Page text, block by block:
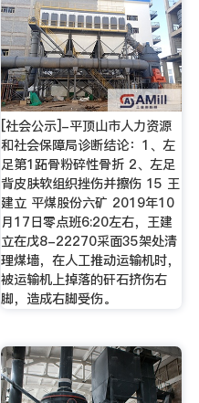
[社会公示]-平顶山市人力资源
和社会保障局诊断结论：1、左
足第1跖骨粉碎性骨折 2、左足
背皮肤软组织挫伤并擦伤 15 王
建立 平煤股份六矿 2019年10
月17日零点班6:20左右，王建
立在戊8-22270采面35架处清
理煤墙，在人工推动运输机时，
被运输机上掉落的矸石挤伤右
脚，造成右脚受伤。